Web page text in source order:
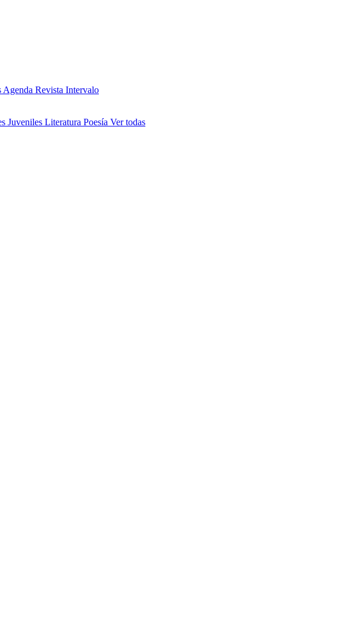
Agenda Revista Intervalo
Juveniles Literatura Poesía Ver todas